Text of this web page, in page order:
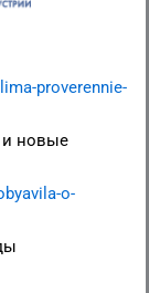
proverennie-
и новые
o-